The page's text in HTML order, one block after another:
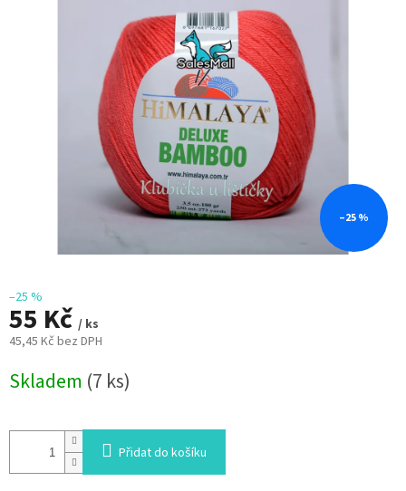
z
5
hvězdiček.
–25 %
–25 %
55 Kč / ks
45,45 Kč bez DPH
cena:
Skladem (7 ks)
Přidat do košíku